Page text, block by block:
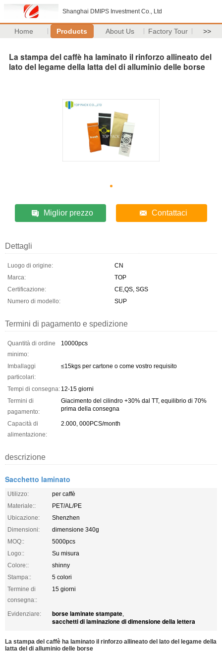
Shanghai DMIPS Investment Co., Ltd
Home Products About Us Factory Tour >>
La stampa del caffè ha laminato il rinforzo allineato del
lato del legame della latta del di alluminio delle borse
Miglior prezzo Contattaci
Dettagli
Luogo di origine:
CN
Marca:
TOP
Certificazione:
CE,QS, SGS
Numero di modello:
SUP
Termini di pagamento e spedizione
Quantità di ordine
minimo:
10000pcs
Imballaggi
particolari:
≤15kgs per cartone o come vostro requisito
Tempi di consegna: 12-15 giorni
Termini di
pagamento:
Giacimento del cilindro +30% dal TT, equilibrio di 70%
prima della consegna
Capacità di
alimentazione:
2.000, 000PCS/month
descrizione
Sacchetto laminato
Utilizzo:
per caffè
Materiale::
PET/AL/PE
Ubicazione:
Shenzhen
Dimensioni:
dimensione 340g
MOQ::
5000pcs
Logo::
Su misura
Colore::
shinny
Stampa::
5 colori
Termine di
consegna::
15 giorni
Evidenziare: borse laminate stampate,
sacchetti di laminazione di dimensione della lettera
La stampa del caffè ha laminato il rinforzo allineato del lato del legame della
latta del di alluminio delle borse